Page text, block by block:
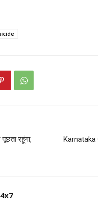
रहूंगा,
Karnataka